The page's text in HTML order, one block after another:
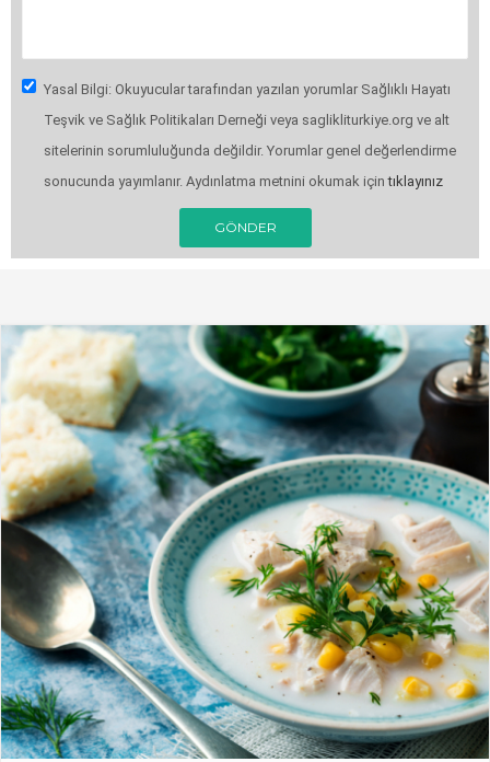
Yasal Bilgi: Okuyucular tarafından yazılan yorumlar Sağlıklı Hayatı
Teşvik ve Sağlık Politikaları Derneği veya saglikliturkiye.org ve alt
sitelerinin sorumluluğunda değildir. Yorumlar genel değerlendirme
sonucunda yayımlanır. Aydınlatma metnini okumak içintıklayınız
GÖNDER